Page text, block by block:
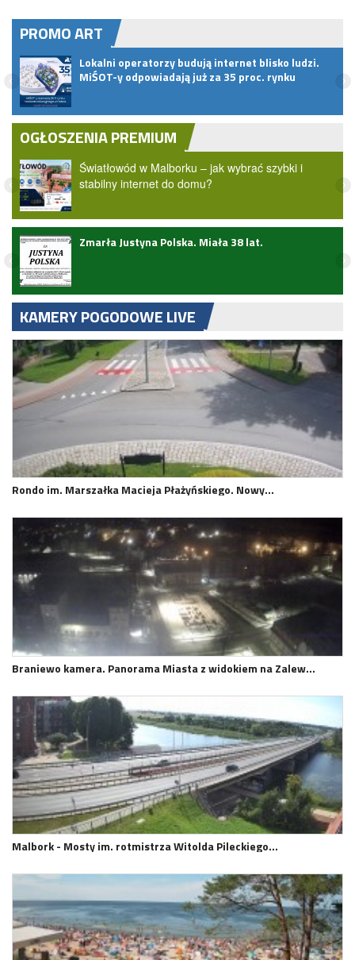
PROMO ART
Lokalni operatorzy budują internet blisko ludzi.
MiŚOT-y odpowiadają już za 35 proc. rynku
OGŁOSZENIA PREMIUM
Światłowód w Malborku – jak wybrać szybki i
stabilny internet do domu?
Zmarła Justyna Polska. Miała 38 lat.
KAMERY POGODOWE LIVE
Rondo im. Marszałka Macieja Płażyńskiego. Nowy…
Braniewo kamera. Panorama Miasta z widokiem na Zalew…
Malbork - Mosty im. rotmistrza Witolda Pileckiego…